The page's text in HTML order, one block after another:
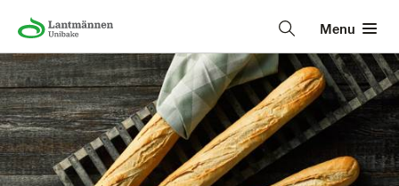
Menu